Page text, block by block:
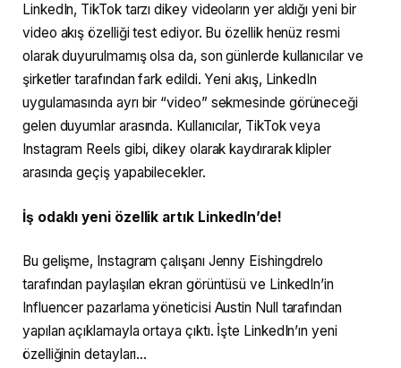
LinkedIn, TikTok tarzı dikey videoların yer aldığı yeni bir
video akış özelliği test ediyor. Bu özellik henüz resmi
olarak duyurulmamış olsa da, son günlerde kullanıcılar ve
şirketler tarafından fark edildi. Yeni akış, LinkedIn
uygulamasında ayrı bir “video” sekmesinde görüneceği
gelen duyumlar arasında. Kullanıcılar, TikTok veya
Instagram Reels gibi, dikey olarak kaydırarak klipler
arasında geçiş yapabilecekler.
İş odaklı yeni özellik artık LinkedIn’de!
Bu gelişme, Instagram çalışanı Jenny Eishingdrelo
tarafından paylaşılan ekran görüntüsü ve LinkedIn’in
Influencer pazarlama yöneticisi Austin Null tarafından
yapılan açıklamayla ortaya çıktı. İşte LinkedIn’ın yeni
özelliğinin detayları…